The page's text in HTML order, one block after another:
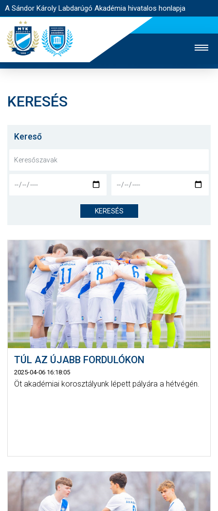
A Sándor Károly Labdarúgó Akadémia hivatalos honlapja
JEGYÉRTÉKESÍTÉS
NYITÓLAP
AKADÉMIA
MÉRKŐZÉSEK
GALÉRIA
JELENTKEZÉS
SZURKOLÓI ÉLMÉNYEK
VEZETŐSÉG
KERESÉS
Kereső
KERESÉS
TÚL AZ ÚJABB FORDULÓKON
2025-04-06 16:18:05
Öt akadémiai korosztályunk lépett pályára a hétvégén.